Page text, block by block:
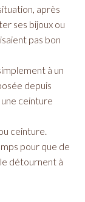
après
ses bijoux ou
pas bon
à un
depuis
ceinture
ceinture.
pour que de
détournent à